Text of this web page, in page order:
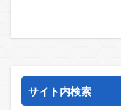
サイト内検索